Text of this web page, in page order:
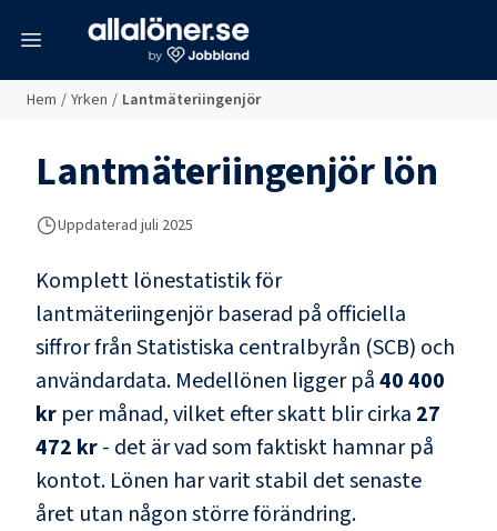
Hem / Yrken / Lantmäteriingenjör
Lantmäteriingenjörlön
Uppdaterad juli 2025
Komplett lönestatistik för
lantmäteriingenjörbaserad på officiella
siffror från Statistiska centralbyrån (SCB) och
användardata. Medellönen ligger på40 400
kr per månad, vilket efter skatt blir cirka 27
472 kr- det är vad som faktiskt hamnar på
kontot. Lönen har varit stabil det senaste
året utan någon större förändring.